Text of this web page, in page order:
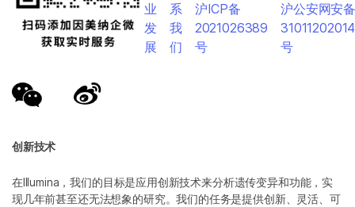
创新技术
在Illumina，我们的目标是应用创新技术来分析遗传变异和功能，实
现几年前甚至还无法想象的研究。我们的任务是提供创新、灵活、可
业
发
展
系
我
们
沪ICP备
2021026389
号
沪公安网安
号